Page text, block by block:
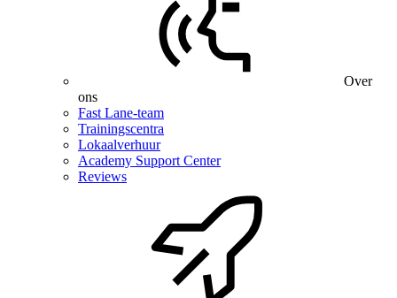
Over
ons
Fast Lane-team
Trainingscentra
Lokaalverhuur
Academy Support Center
Reviews